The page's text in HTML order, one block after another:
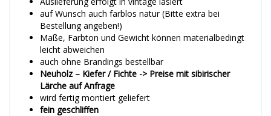
auf Wunsch auch farblos natur (Bitte extra bei
Bestellung angeben!)
Maße, Farbton und Gewicht können materialbedingt
leicht abweichen
auch ohne Brandings bestellbar
Neuholz – Kiefer / Fichte -> Preise mit sibirischer
Lärche auf Anfrage
wird fertig montiert geliefert
fein geschliffen